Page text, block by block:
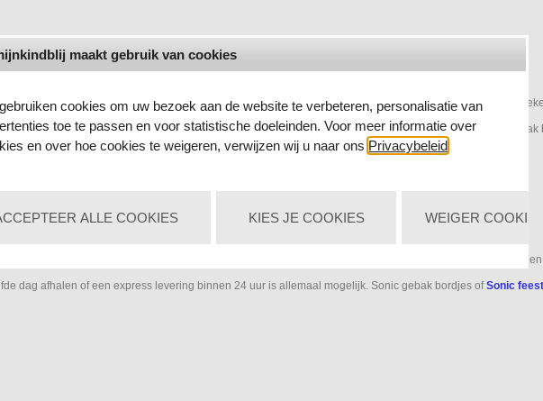
kartonnen Sonic gebak bordjes niet ontbreken. Deze wegwerpbordjes met de populaire figuren uit het
en zijn verpakt per 8 stuks. Of het nu een tompouche is of een overheerlijk stukje slagroomtaart, de
voor het Thema feest
en kan u op deze manier dan ook verzekeren dat de levering super snel is. Dus bent u aan de late kant,
dag afhalen of een express levering binnen 24 uur is allemaal mogelijk. Sonic gebak bordjes ofSonic
maakt gebruik van cookies
cookies om uw bezoek aan de website te verbeteren, personalisatie van
toe te passen en voor statistische doeleinden. Voor meer informatie over
en over hoe cookies te weigeren, verwijzen wij u naar ons Privacybeleid
ALLE COOKIES KIES JE COOKIES WEIGER COOKIES